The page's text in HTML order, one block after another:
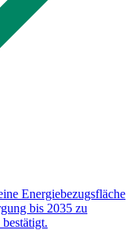
Energiebezugsfläche
bis 2035 zu